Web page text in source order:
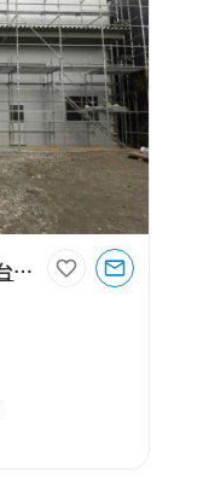
【埼玉県川越市】川越市芳野台2丁目125坪工場